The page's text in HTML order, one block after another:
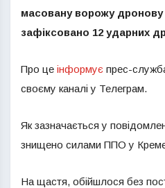
масовану ворожу дронову
зафіксовано 12 ударних
Про це інформує прес-
своєму каналі у Телеграм.
Як зазначається у
знищено силами ППО у
На щастя, обійшлося без